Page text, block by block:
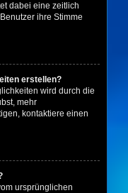
dabei eine zeitlich
ihre Stimme
erstellen?
wird durch die
mehr
kontaktiere einen
ursprünglichen